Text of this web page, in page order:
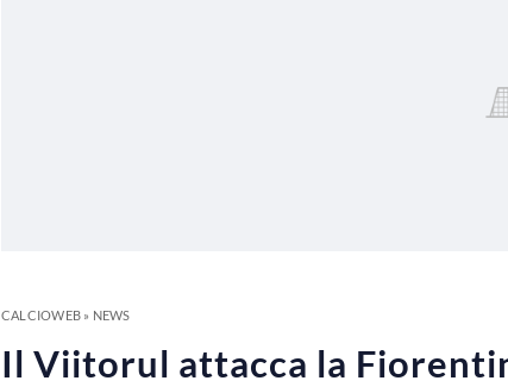
CALCIOWEB» NEWS
Il Viitorul attacca la